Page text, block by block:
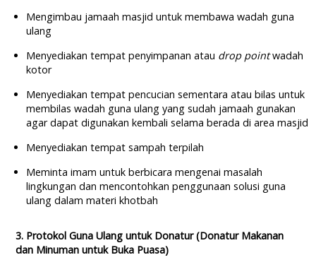
Mengimbau jamaah masjid untuk membawa wadah guna
ulang
Menyediakan tempat penyimpanan atau drop pointwadah
kotor
Menyediakan tempat pencucian sementara atau bilas untuk
membilas wadah guna ulang yang sudah jamaah gunakan
agar dapat digunakan kembali selama berada di area masjid
Menyediakan tempat sampah terpilah
Meminta imam untuk berbicara mengenai masalah
lingkungan dan mencontohkan penggunaan solusi guna
ulang dalam materi khotbah
3. Protokol Guna Ulang untuk Donatur (Donatur Makanan
dan Minuman untuk Buka Puasa)